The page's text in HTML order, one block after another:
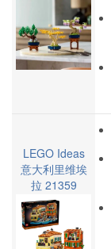
LEGO Ideas
意大利里维埃
拉 21359